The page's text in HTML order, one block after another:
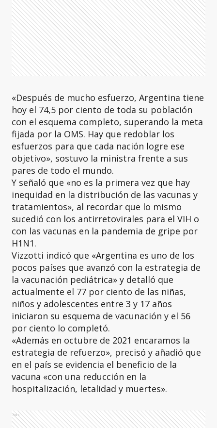
«Después de mucho esfuerzo, Argentina tiene
hoy el 74,5 por ciento de toda su población
con el esquema completo, superando la meta
fijada por la OMS. Hay que redoblar los
esfuerzos para que cada nación logre ese
objetivo», sostuvo la ministra frente a sus
pares de todo el mundo.
Y señaló que «no es la primera vez que hay
inequidad en la distribución de las vacunas y
tratamientos», al recordar que lo mismo
sucedió con los antirretovirales para el VIH o
con las vacunas en la pandemia de gripe por
H1N1.
Vizzotti indicó que «Argentina es uno de los
pocos países que avanzó con la estrategia de
la vacunación pediátrica» y detalló que
actualmente el 77 por ciento de las niñas,
niños y adolescentes entre 3 y 17 años
iniciaron su esquema de vacunación y el 56
por ciento lo completó.
«Además en octubre de 2021 encaramos la
estrategia de refuerzo», precisó y añadió que
en el país se evidencia el beneficio de la
vacuna «con una reducción en la
hospitalización, letalidad y muertes».
Ads